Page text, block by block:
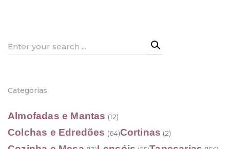
Search
Categorias
Almofadas e Mantas (12)
Colchas e Edredões (64)Cortinas (2)